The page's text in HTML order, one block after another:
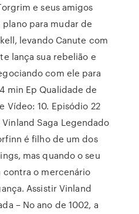
e seus amigos
para mudar de
levando Canute com
lança sua rebelião e
com ele para
min Ep Qualidade de
Vídeo: 10. Episódio 22
Saga Legendado
é filho de um dos
mas quando o seu
contra o mercenário
Assistir Vinland
– No ano de 1002, a